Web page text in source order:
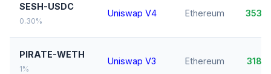
SESH-USDC
0.30%
Uniswap V4 Ethereum
PIRATE-WETH
1%
Uniswap V3 Ethereum